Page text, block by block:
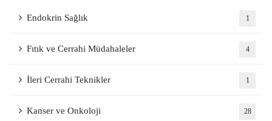
Endokrin Sağlık 1
Fıtık ve Cerrahi Müdahaleler 4
İleri Cerrahi Teknikler 1
Kanser ve Onkoloji 28